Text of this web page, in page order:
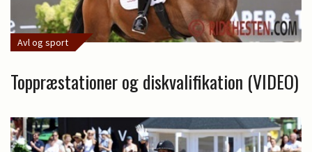
Avl og sport
Toppræstationer og diskvalifikation (VIDEO)